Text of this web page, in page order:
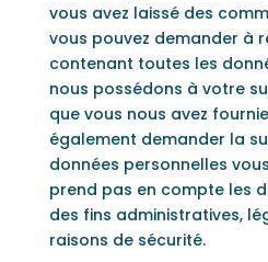
vous avez laissé des
vous pouvez demander à
contenant toutes les
nous possédons à votre
que vous nous avez
également demander la
données personnelles
prend pas en compte les
des fins administratives,
raisons de sécurité.